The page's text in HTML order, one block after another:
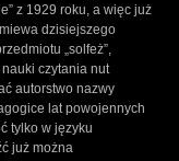
z 1929 roku, a więc już
dzisiejszego
„solfeż”,
czytania nut
autorstwo nazwy
lat powojennych
tylko w języku
już można